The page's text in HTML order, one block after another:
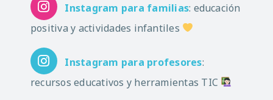
22/05/2015 en 22:22
Buen post, muchas gracias!
Yo uso Feedly, a mi me encanta y no lo cambio
por ningun otro, me parece el mas completo.
Me gustaria que hicieras un listado con los blogs
Instagram para familias: educación
positiva y actividades infantiles
Instagram para profesores:
recursos educativos y herramientas TIC